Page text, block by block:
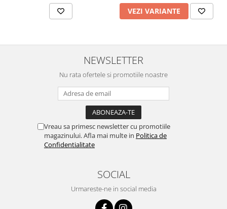
VEZI VARIANTE
NEWSLETTER
Nu rata ofertele si promotiile noastre
Vreau sa primesc newsletter cu promotiile
magazinului. Afla mai multe in Politica de
Confidentialitate
SOCIAL
Urmareste-ne in social media